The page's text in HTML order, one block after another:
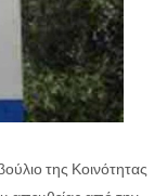
της Κοινότητας